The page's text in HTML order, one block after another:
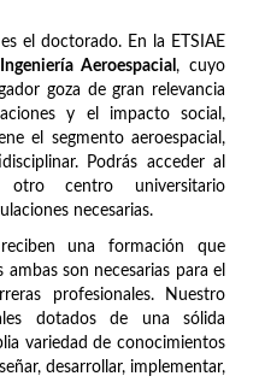
el doctorado. En la ETSIAE
Aeroespacial, cuyo
goza de gran relevancia
y el impacto social,
el segmento aeroespacial,
Podrás acceder al
centro universitario
necesarias.
reciben una formación que
son necesarias para el
profesionales. Nuestro
dotados de una sólida
variedad de conocimientos
desarrollar, implementar,